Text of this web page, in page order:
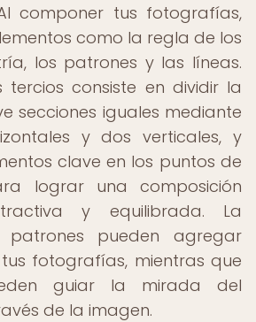
componer tus fotografías,
como la regla de los
los patrones y las líneas.
consiste en dividir la
secciones iguales mediante
y dos verticales, y
clave en los puntos de
lograr una composición
y equilibrada. La
pueden agregar
fotografías, mientras que
guiar la mirada del
de la imagen.